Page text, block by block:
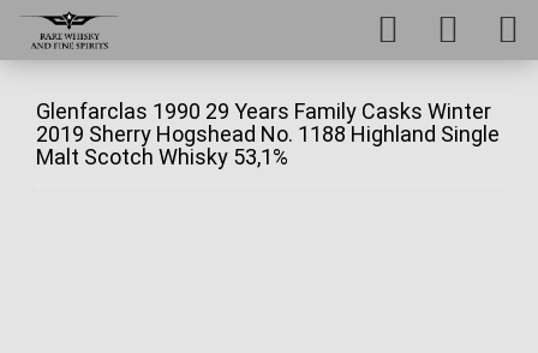
Glenfarclas 1990 29 Years Family Casks Winter
2019 Sherry Hogshead No. 1188 Highland Single
Malt Scotch Whisky 53,1%